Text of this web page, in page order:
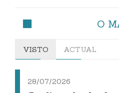
O
VISTO ACTUAL
28/07/2026